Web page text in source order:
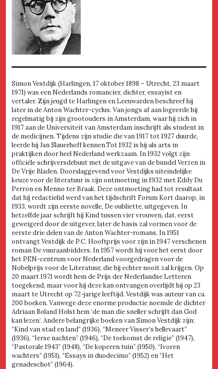
Simon Vestdijk (Harlingen, 17 oktober 1898 – Utrecht, 23 maart
1971) was een Nederlands romancier, dichter, essayist en
vertaler. Zijn jeugd te Harlingen en Leeuwarden beschreef hij
later in de Anton Wachter-cyclus. Van jongs af aan logeerde hij
regelmatig bij zijn grootouders in Amsterdam, waar hij zich in
1917 aan de Universiteit van Amsterdam inschrijft als student in
de medicijnen. Tijdens zijn studie die van 1917 tot 1927 duurde,
leerde hij Jan Slauerhoff kennen.Tot 1932 is hij als arts in
praktijken door heel Nederland werkzaam. In 1932 volgt zijn
officiële schrijversdebuut met de uitgave van de bundel Verzen in
De Vrije Bladen. Doorslaggevend voor Vestdijks uiteindelijke
keuze voor de literatuur is zijn ontmoeting in 1932 met Eddy Du
Perron en Menno ter Braak. Deze ontmoeting had tot resultaat
dat hij redactielid werd van het tijdschrift Forum Kort daarop, in
1933, wordt zijn eerste novelle, De oubliette, uitgegeven. In
hetzelfde jaar schrijft hij Kind tussen vier vrouwen, dat, eerst
geweigerd door de uitgever, later de basis zal vormen voor de
eerste drie delen van de Anton Wachter-romans. In 1951
ontvangt Vestdijk de P.C. Hooftprijs voor zijn in 1947 verschenen
roman De vuuraanbidders. In 1957 wordt hij voor het eerst door
het PEN-centrum voor Nederland voorgedragen voor de
Nobelprijs voor de Literatuur, die hij echter nooit zal krijgen. Op
20 maart 1971 wordt hem de Prijs der Nederlandse Letteren
toegekend, maar voor hij deze kan ontvangen overlijdt hij op 23
maart te Utrecht op 72-jarige leeftijd. Vestdijk was auteur van ca.
200 boeken. Vanwege deze enorme productie noemde de dichter
Adriaan Roland Holst hem ‘de man die sneller schrijft dan God
kan lezen’. Andere belangrijke boeken van Simon Vestdijk zijn:
“Kind van stad en land” (1936), “Meneer Visser’s hellevaart”
(1936), “Ierse nachten” (1946), “De toekomst de religie” (1947),
“Pastorale 1943” (1948), “De koperen tuin” (1950), “Ivoren
wachters” (1951), “Essays in duodecimo” (1952) en “Het
genadeschot” (1964).